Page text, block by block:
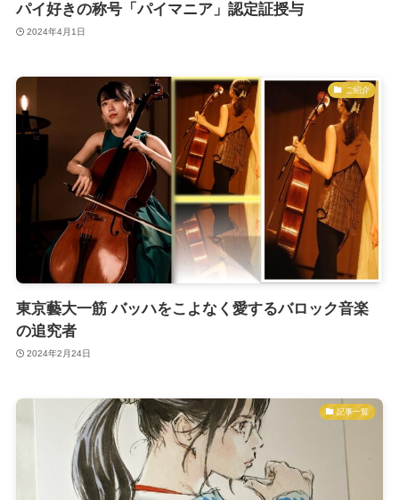
パイ好きの称号「パイマニア」認定証授与
2024年4月1日
ご紹介
東京藝大一筋 バッハをこよなく愛するバロック音楽
の追究者
2024年2月24日
記事一覧